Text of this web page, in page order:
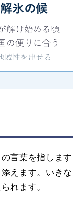
言葉を指しま
えます。いき
れます。